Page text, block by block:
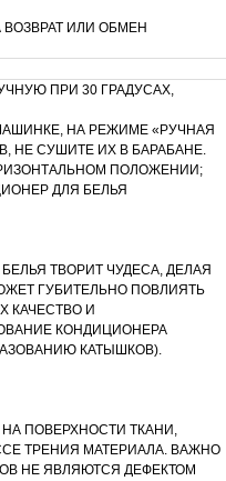
ИЛИ ОБМЕН
ПРИ 30 ГРАДУСАХ,
НА РЕЖИМЕ «РУЧНАЯ
НЕ СУШИТЕ ИХ В БАРАБАНЕ.
ПОЛОЖЕНИИ;
ДЛЯ БЕЛЬЯ
ТВОРИТ ЧУДЕСА, ДЕЛАЯ
ГУБИТЕЛЬНО ПОВЛИЯТЬ
КАЧЕСТВО И
КОНДИЦИОНЕРА
КАТЫШКОВ).
ПОВЕРХНОСТИ ТКАНИ,
ТРЕНИЯ МАТЕРИАЛА. ВАЖНО
НЕ ЯВЛЯЮТСЯ ДЕФЕКТОМ